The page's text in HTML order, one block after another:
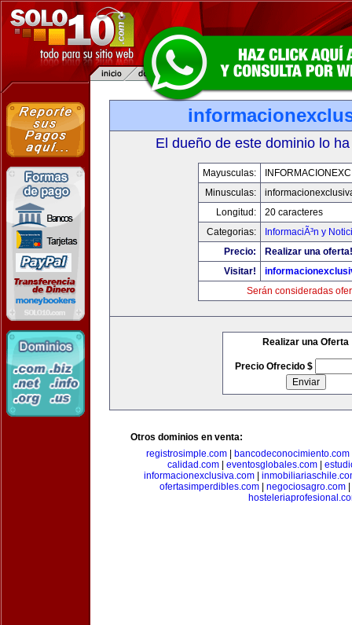
El dueño de este dominio lo
Mayusculas:
Minusculas:
Longitud:
20 caracteres
Categorias:
InformaciÃ³n y
Precio:
Realizar una oferta!
Visitar!
Serán consideradas
Realizar una Oferta
Precio Ofrecido $
Otros dominios en venta:
registrosimple.com
bancodeconocimiento.com
calidad.com
eventosglobales.com
informacionexclusiva.com|
ofertasimperdibles.com
negociosagro.com